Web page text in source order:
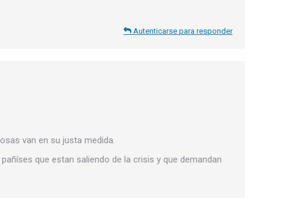
Autenticarse para responder
van en su justa medida.
que estan saliendo de la crisis y que demandan